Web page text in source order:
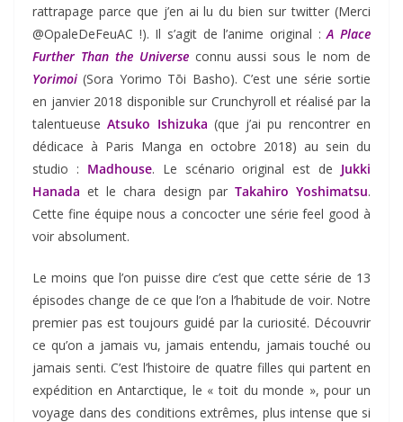
rattrapage parce que j’en ai lu du bien sur twitter (Merci
@OpaleDeFeuAC !). Il s’agit de l’anime original :A Place
Further Than the Universeconnu aussi sous le nom de
Yorimoi (Sora Yorimo Tōi Basho). C’est une série sortie
en janvier 2018 disponible sur Crunchyroll et réalisé par la
talentueuseAtsuko Ishizuka (que j’ai pu rencontrer en
dédicace à Paris Manga en octobre 2018) au sein du
studio : Madhouse. Le scénario original est de Jukki
Hanada et le chara design par Takahiro Yoshimatsu.
Cette fine équipe nous a concocter une série feel good à
voir absolument.
Le moins que l’on puisse dire c’est que cette série de 13
épisodes change de ce que l’on a l’habitude de voir. Notre
premier pas est toujours guidé par la curiosité. Découvrir
ce qu’on a jamais vu, jamais entendu, jamais touché ou
jamais senti. C’est l’histoire de quatre filles qui partent en
expédition en Antarctique, le « toit du monde », pour un
voyage dans des conditions extrêmes, plus intense que si